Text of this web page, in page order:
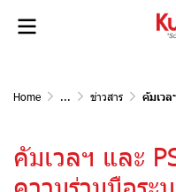
Home ... ข่าวสาร คัมเวลฯ แ
คัมเวลฯ และ